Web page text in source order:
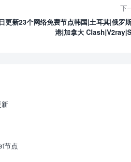
下
更新23个网络免费节点韩国|土耳其|俄罗
港|加拿大
节点